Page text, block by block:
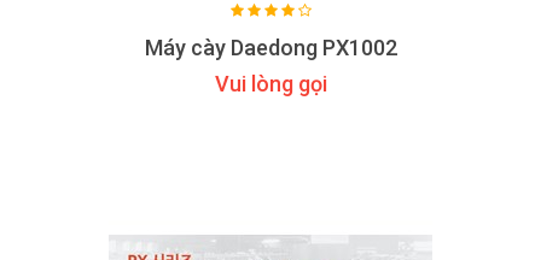
Máy cày Daedong PX1002
Vui lòng gọi